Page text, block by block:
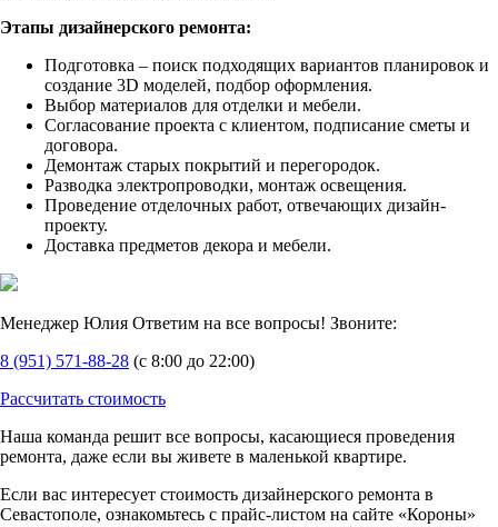
Этапы дизайнерского ремонта:
Подготовка – поиск подходящих вариантов планировок и
создание 3D моделей, подбор оформления.
Выбор материалов для отделки и мебели.
Согласование проекта с клиентом, подписание сметы и
договора.
Демонтаж старых покрытий и перегородок.
Разводка электропроводки, монтаж освещения.
Проведение отделочных работ, отвечающих дизайн-
проекту.
Доставка предметов декора и мебели.
Менеджер Юлия Ответим на все вопросы! Звоните:
8 (951) 571-88-28 (с 8:00 до 22:00)
Рассчитать стоимость
Наша команда решит все вопросы, касающиеся проведения
ремонта, даже если вы живете в маленькой квартире.
Если вас интересует стоимость дизайнерского ремонта в
Севастополе, ознакомьтесь с прайс-листом на сайте «Короны»